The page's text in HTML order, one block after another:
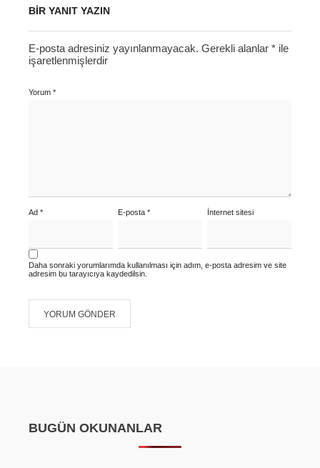
BIR YANIT YAZIN
E-posta adresiniz yayınlanmayacak. Gerekli alanlar * ile
işaretlenmişlerdir
Yorum *
Ad * E-posta* İnternet sitesi
Daha sonraki yorumlarımda kullanılması için adım, e-posta adresim ve site
adresim bu tarayıcıya kaydedilsin.
BUGÜN OKUNANLAR